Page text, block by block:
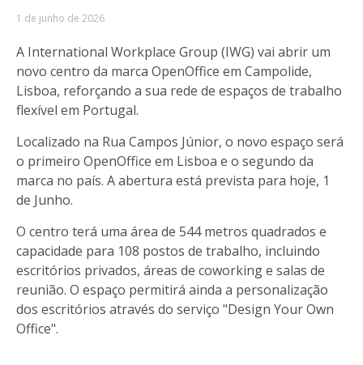
1 de junho de 2026
A International Workplace Group (IWG) vai abrir um
novo centro da marca OpenOffice em Campolide,
Lisboa, reforçando a sua rede de espaços de trabalho
flexível em Portugal.
Localizado na Rua Campos Júnior, o novo espaço será
o primeiro OpenOffice em Lisboa e o segundo da
marca no país. A abertura está prevista para hoje, 1
de Junho.
O centro terá uma área de 544 metros quadrados e
capacidade para 108 postos de trabalho, incluindo
escritórios privados, áreas de coworking e salas de
reunião. O espaço permitirá ainda a personalização
dos escritórios através do serviço "Design Your Own
Office".